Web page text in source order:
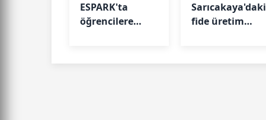
ESPARK'ta
öğrencilere
Sarıcakaya'daki
fide üretim